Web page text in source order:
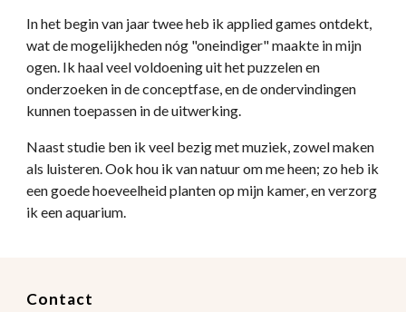
In het begin van jaar twee heb ik applied games ontdekt,
wat de mogelijkheden nóg "oneindiger" maakte in mijn
ogen. Ik haal veel voldoening uit het puzzelen en
onderzoeken in de conceptfase, en de ondervindingen
kunnen toepassen in de uitwerking.
Naast studie ben ik veel bezig met muziek, zowel maken
als luisteren. Ook hou ik van natuur om me heen; zo heb ik
een goede hoeveelheid planten op mijn kamer, en verzorg
ik een aquarium.
Contact